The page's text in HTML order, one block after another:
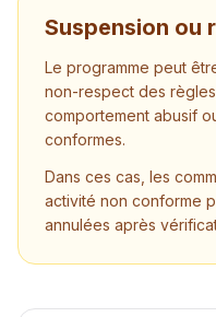
Suspension ou
Le programme peut
non-respect des
comportement abusif
conformes.
Dans ces cas, les
activité non conforme
annulées après